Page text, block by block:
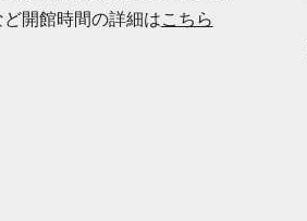
開館時間の詳細はこちら